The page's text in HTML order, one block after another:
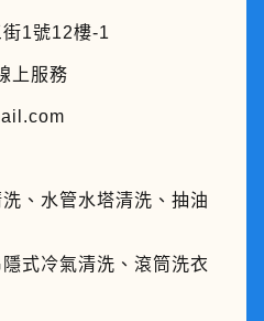
1號12樓-1
上服務
、水管水塔清洗、抽油
式冷氣清洗、滾筒洗衣